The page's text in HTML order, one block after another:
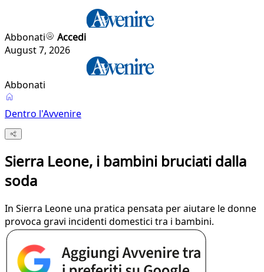
Abbonati
Accedi
August 7, 2026
Abbonati
Dentro l'Avvenire
Sierra Leone, i bambini bruciati dalla
soda
In Sierra Leone una pratica pensata per aiutare le donne
provoca gravi incidenti domestici tra i bambini.